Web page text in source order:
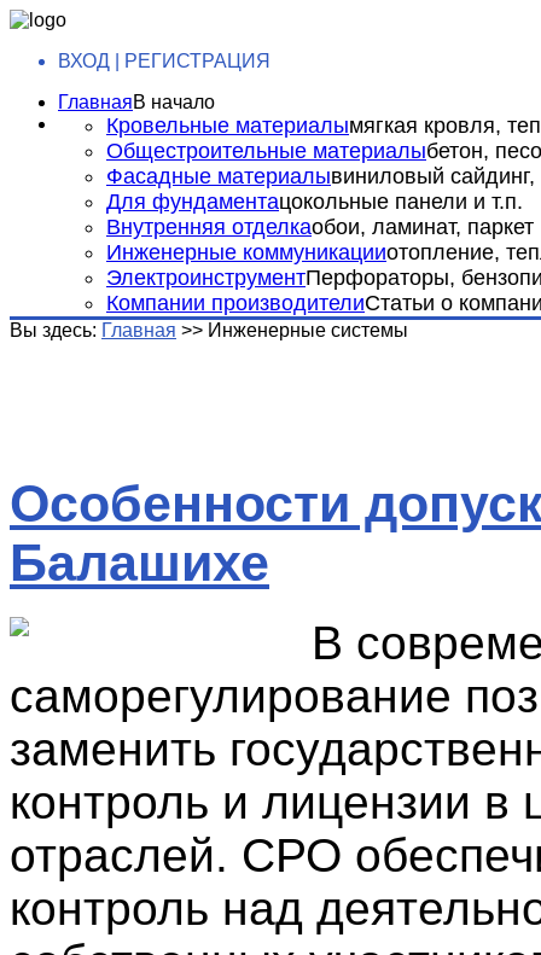
ВХОД | РЕГИСТРАЦИЯ
ГлавнаяВ начало
Кровельные материалымягкая кровля,
Общестроительные материалыбетон,
Фасадные материалывиниловый сайдинг,
Для фундаментацокольные панели и т.п.
Внутренняя отделкаобои, ламинат, паркет
Инженерные коммуникацииотопление,
ЭлектроинструментПерфораторы,
Компании производителиСтатьи о
Вы здесь: Главная >> Инженерные системы
Особенности
Балашихе
В
саморегулирование
заменить
контроль и лицензии в
отраслей. СРО
контроль над